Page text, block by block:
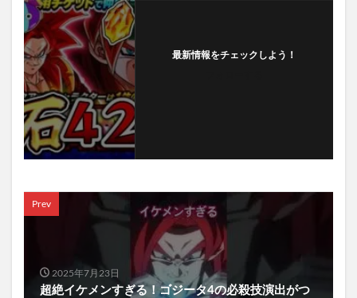
最新情報をチェックしよう！
Prev
2025年7月23日
超絶イケメンすぎる！ゴジータ4の必殺技演出がつ